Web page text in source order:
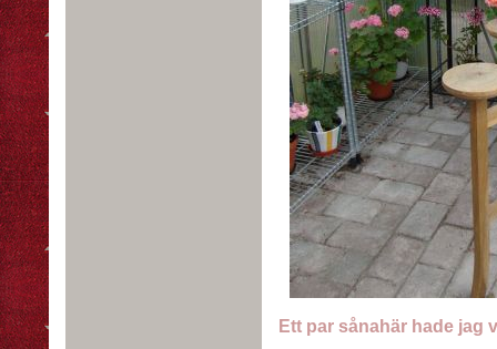
Ett par sånahär hade jag